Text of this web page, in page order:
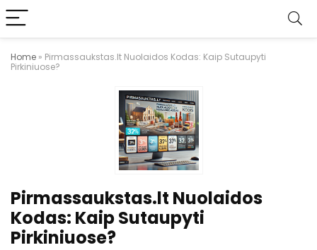
Home » Pirmassaukstas.lt Nuolaidos Kodas: Kaip Sutaupyti
Pirkiniuose?
Pirmassaukstas.lt Nuolaidos
Kodas: Kaip Sutaupyti
Pirkiniuose?